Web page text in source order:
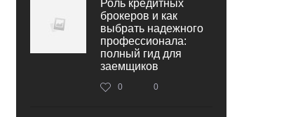
Роль кредитных
брокеров и как
выбрать надежного
профессионала:
полный гид для
заемщиков
0 0